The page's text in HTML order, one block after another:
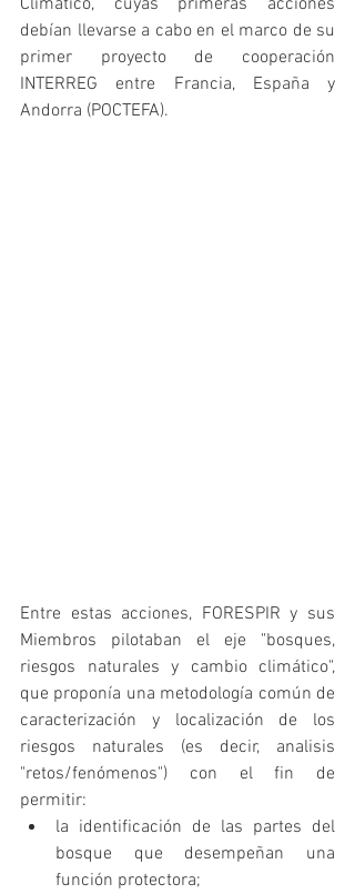
Climático, cuyas primeras acciones
debían llevarse a cabo en el marco de su
primer proyecto de cooperación
INTERREG entre Francia, España y
Andorra (POCTEFA).
Entre estas acciones, FORESPIR y sus
Miembros pilotaban el eje "bosques,
riesgos naturales y cambio climático",
que proponía una metodología común de
caracterización y localización de los
riesgos naturales (es decir, analisis
"retos/fenómenos") con el fin de
permitir:
la identificación de las partes del
bosque que desempeñan una
función protectora;